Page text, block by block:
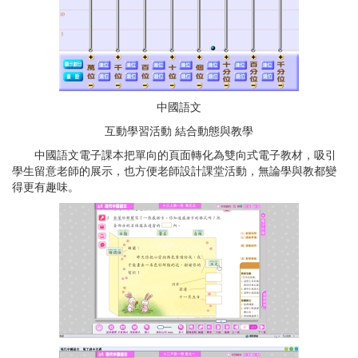
中國語文
互動學習活動 結合動態與教學
中國語文電子課本把單向的頁面轉化為雙向式電子教材，吸引
學生留意老師的展示，也方便老師設計課堂活動，無論學與教都變
得更有趣味。